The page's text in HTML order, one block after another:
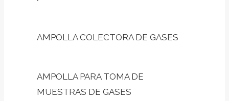
AMPOLLA COLECTORA DE GASES
AMPOLLA PARA TOMA DE
MUESTRAS DE GASES